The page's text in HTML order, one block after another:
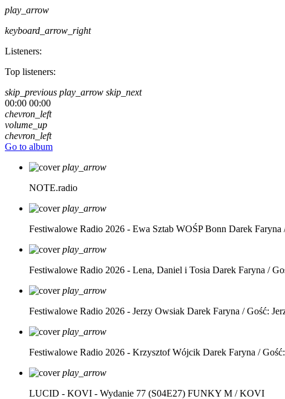
play_arrow
keyboard_arrow_right
Listeners:
Top listeners:
skip_previous play_arrow skip_next
00:00 00:00
chevron_left
volume_up
chevron_left
Go to album
play_arrow
NOTE.radio
play_arrow
Festiwalowe Radio 2026 - Ewa Sztab WOŚP Bonn Darek Faryna
play_arrow
Festiwalowe Radio 2026 - Lena, Daniel i Tosia Darek Faryna /
play_arrow
Festiwalowe Radio 2026 - Jerzy Owsiak Darek Faryna / Gość:
play_arrow
Festiwalowe Radio 2026 - Krzysztof Wójcik Darek Faryna /
play_arrow
LUCID - KOVI - Wydanie 77 (S04E27) FUNKY M / KOVI